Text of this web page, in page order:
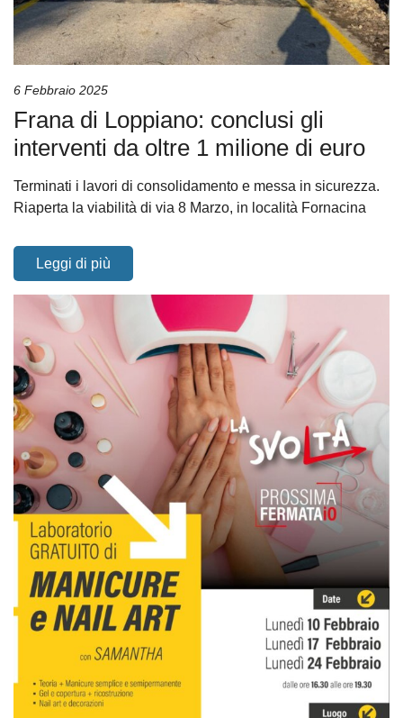
6 Febbraio 2025
Frana di Loppiano: conclusi gli
interventi da oltre 1 milione di euro
Terminati i lavori di consolidamento e messa in sicurezza.
Riaperta la viabilità di via 8 Marzo, in località Fornacina
Leggi di più